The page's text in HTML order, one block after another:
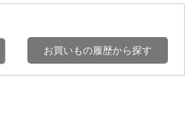
お買いもの履歴から探す